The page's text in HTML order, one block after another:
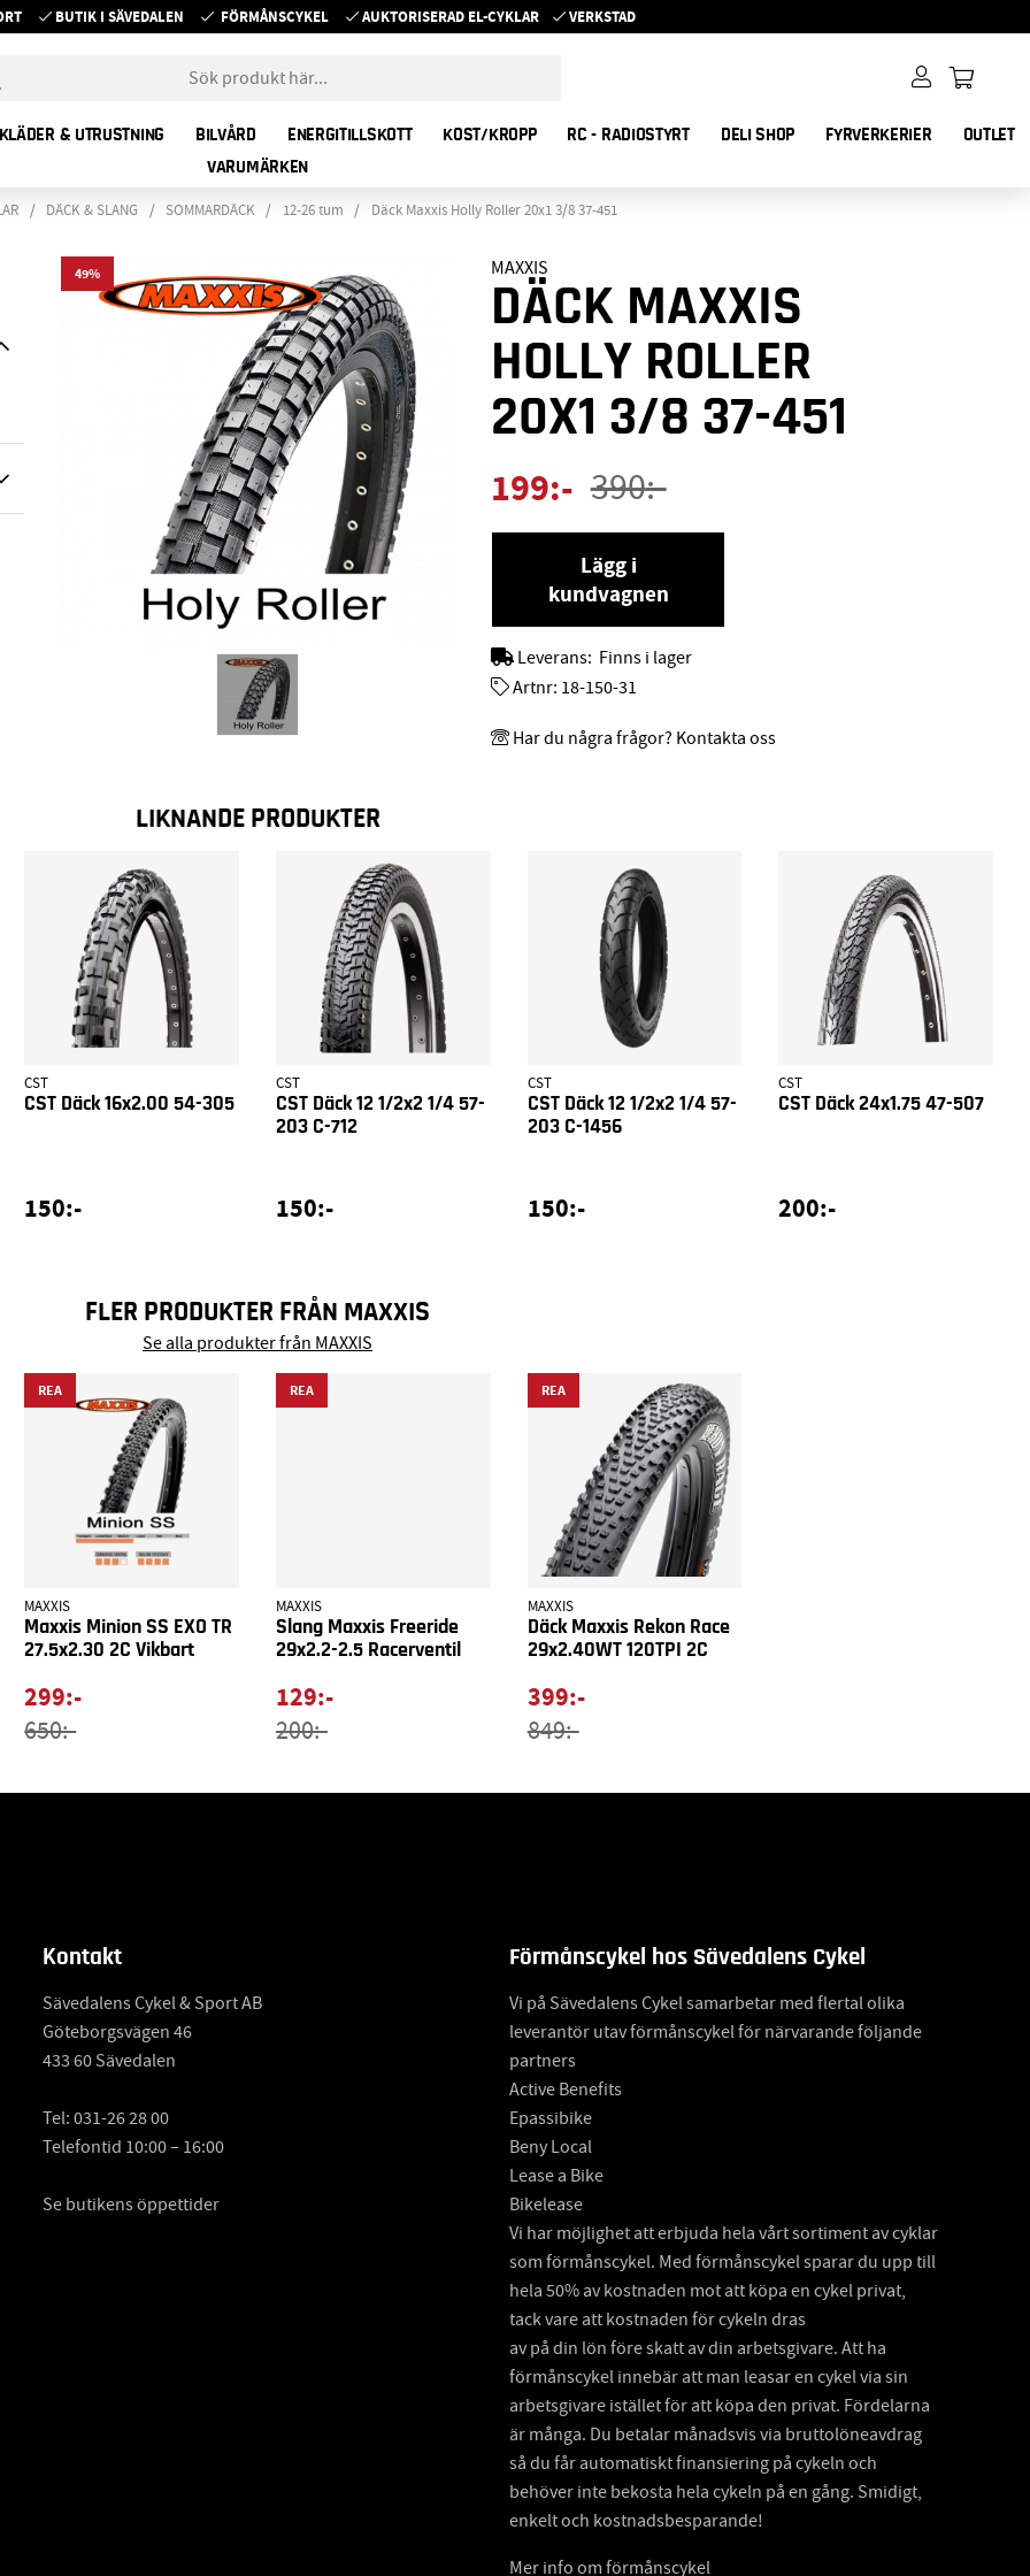
BUTIK I SÄVEDALEN FÖRMÅNSCYKEL AUKTORISERAD EL-CYKLAR VERKSTAD
& UTRUSTNING BILVÅRD ENERGITILLSKOTT KOST/KROPP RC - RADIOSTYRT DELI SHOP FYRVERKERIER
OUTLET
VARUMÄRKEN
DÄCK & SLANG SOMMARDÄCK 12-26 tum Däck Maxxis Holly Roller 20x1 3/8 37-451
49 MAXXIS
DÄCK MAXXIS
HOLLY ROLLER
20X1 3/8 37-451
390:-
199:-
Lägg i
kundvagnen
Leverans: Finns i lager
Artnr: 18-150-31
Har du några frågor? Kontakta oss
LIKNANDE PRODUKTER
CST
CST Däck 16x2.00 54-305
150:-
CST
CST Däck 12 1/2x2 1/4 57-
203 C-712
150:-
CST
CST Däck 12 1/2x2 1/4 57-
203 C-1456
150:-
CST
CST Däck 24x1.75 47-507
200:-
FLER PRODUKTER FRÅN MAXXIS
Se alla produkter från MAXXIS
REA
MAXXIS
Maxxis Minion SS EXO TR
27.5x2.30 2C Vikbart
299:-
650:-
REA
MAXXIS
Slang Maxxis Freeride
29x2.2-2.5 Racerventil
129:-
200:-
REA
MAXXIS
Däck Maxxis Rekon Race
29x2.40WT 120TPI 2C
399:-
849:-
Kontakt
Sävedalens Cykel & Sport AB
Göteborgsvägen 46
433 60 Sävedalen
Tel:031-26 28 00
Telefontid 10:00 – 16:00
Se butikens öppettider
Förmånscykel hos Sävedalens Cykel
Vi på Sävedalens Cykel samarbetar med flertal olika
leverantör utav förmånscykel för närvarande följande
partners
Active Benefits
Epassibike
Beny Local
Lease a Bike
Bikelease
Vi har möjlighet att erbjuda hela vårt sortiment av cyklar
som förmånscykel. Med förmånscykel sparar du upp till
hela 50% av kostnaden mot att köpa en cykel privat,
tack vare att kostnaden för cykeln dras
av på din lön före skatt av din arbetsgivare. Att ha
förmånscykel innebär att man leasar en cykel via sin
arbetsgivare istället för att köpa den privat. Fördelarna
är många. Du betalar månadsvis via bruttolöneavdrag
så du får automatiskt finansiering på cykeln och
behöver inte bekosta hela cykeln på en gång. Smidigt,
enkelt och kostnadsbesparande!
Mer info om förmånscykel